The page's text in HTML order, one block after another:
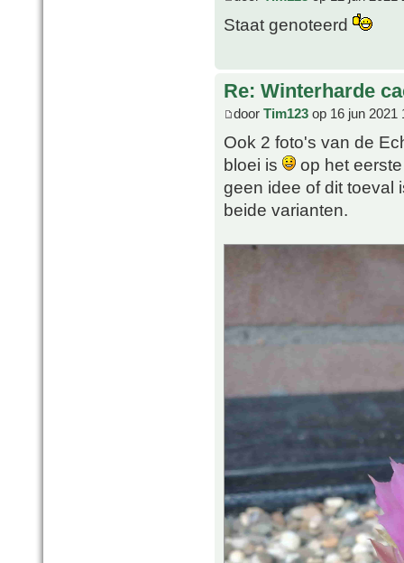
Staat genoteerd
Re: Winterharde
door Tim123 op 16 jun 2021
Ook 2 foto's van de
bloei is
op het
geen idee of dit toeval
beide varianten.